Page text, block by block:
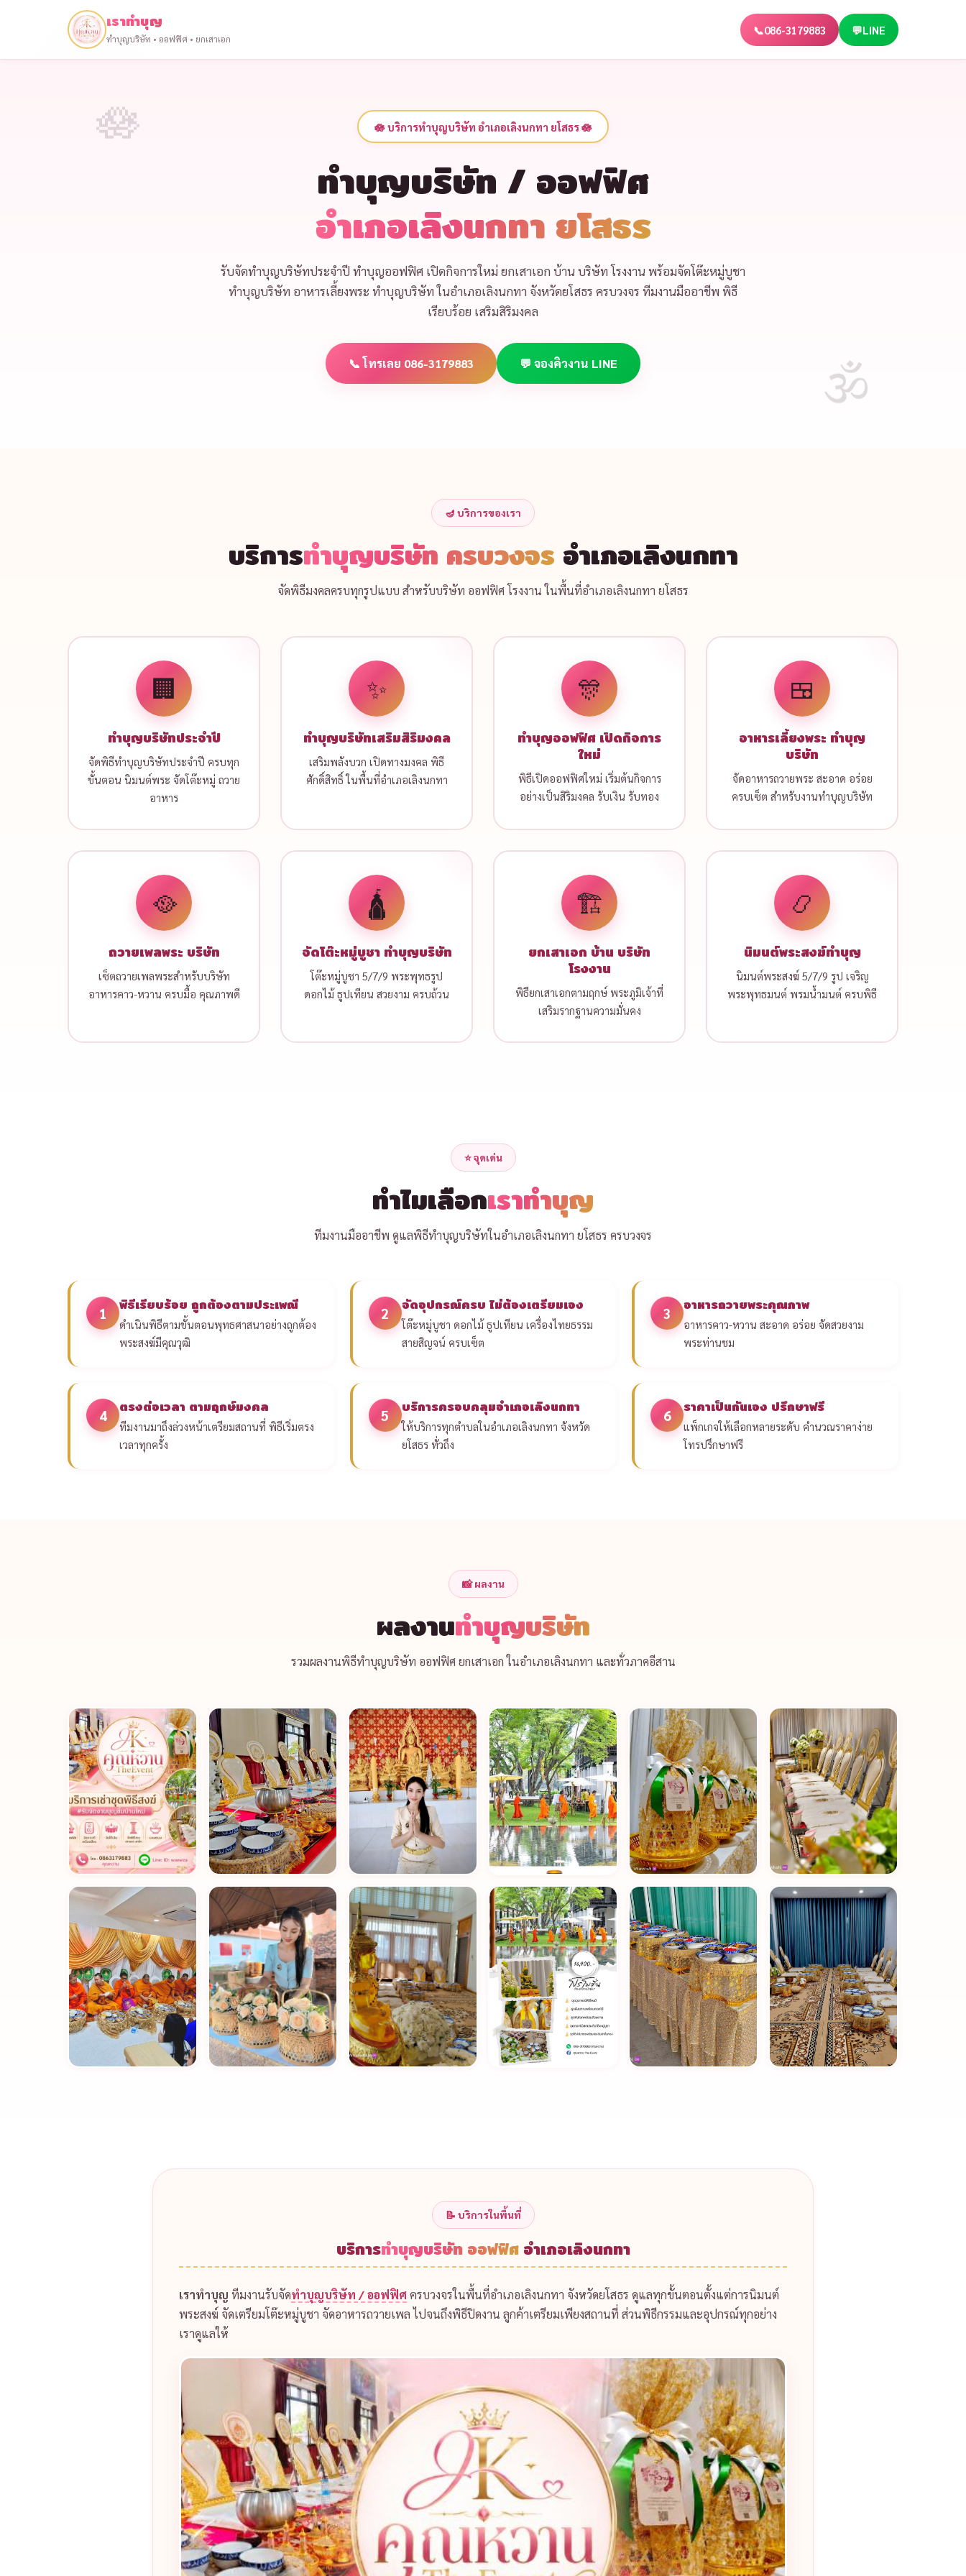
เราทำบุญ
ทำบุญบริษัท • ออฟฟิศ • ยกเสาเอก
📞086-3179883 💬LINE
🪷 บริการทำบุญบริษัท อำเภอเลิงนกทา ยโสธร 🪷
ทำบุญบริษัท / ออฟฟิศ
อำเภอเลิงนกทา ยโสธร
รับจัดทำบุญบริษัทประจำปี ทำบุญออฟฟิศ เปิดกิจการใหม่ ยกเสาเอก บ้าน บริษัท โรงงาน พร้อมจัดโต๊ะหมู่บูชา
ทำบุญบริษัท อาหารเลี้ยงพระ ทำบุญบริษัทในอำเภอเลิงนกทา จังหวัดยโสธร ครบวงจร ทีมงานมืออาชีพ พิธี
เรียบร้อย เสริมสิริมงคล
📞 โทรเลย 086-3179883 💬 จองคิวงาน LINE
🪔 บริการของเรา
บริการทำบุญบริษัท ครบวงจร อำเภอเลิงนกทา
จัดพิธีมงคลครบทุกรูปแบบ สำหรับบริษัท ออฟฟิศ โรงงาน ในพื้นที่อำเภอเลิงนกทา ยโสธร
🏢
ทำบุญบริษัทประจำปี
จัดพิธีทำบุญบริษัทประจำปี ครบทุก
ขั้นตอน นิมนต์พระ จัดโต๊ะหมู่ ถวาย
อาหาร
✨
ทำบุญบริษัทเสริมสิริมงคล
เสริมพลังบวก เปิดทางมงคล พิธี
ศักดิ์สิทธิ์ ในพื้นที่อำเภอเลิงนกทา
🎊
ทำบุญออฟฟิศ เปิดกิจการ
ใหม่
พิธีเปิดออฟฟิศใหม่ เริ่มต้นกิจการ
อย่างเป็นสิริมงคล รับเงิน รับทอง
🍱
อาหารเลี้ยงพระ ทำบุญ
บริษัท
จัดอาหารถวายพระ สะอาด อร่อย
ครบเซ็ต สำหรับงานทำบุญบริษัท
🥘
ถวายเพลพระ บริษัท
เซ็ตถวายเพลพระสำหรับบริษัท
อาหารคาว-หวาน ครบมื้อ คุณภาพดี
🛕
จัดโต๊ะหมู่บูชา ทำบุญบริษัท
โต๊ะหมู่บูชา 5/7/9 พระพุทธรูป
ดอกไม้ ธูปเทียน สวยงาม ครบถ้วน
🏗️
ยกเสาเอก บ้าน บริษัท
โรงงาน
พิธียกเสาเอกตามฤกษ์ พระภูมิเจ้าที่
เสริมรากฐานความมั่นคง
📿
นิมนต์พระสงฆ์ทำบุญ
นิมนต์พระสงฆ์ 5/7/9 รูป เจริญ
พระพุทธมนต์ พรมน้ำมนต์ ครบพิธี
⭐ จุดเด่น
ทำไมเลือกเราทำบุญ
ทีมงานมืออาชีพ ดูแลพิธีทำบุญบริษัทในอำเภอเลิงนกทา ยโสธร ครบวงจร
1 พิธีเรียบร้อย ถูกต้องตามประเพณี
ดำเนินพิธีตามขั้นตอนพุทธศาสนาอย่างถูกต้อง
พระสงฆ์มีคุณวุฒิ
2 จัดอุปกรณ์ครบ ไม่ต้องเตรียมเอง
โต๊ะหมู่บูชา ดอกไม้ ธูปเทียน เครื่องไทยธรรม
สายสิญจน์ ครบเซ็ต
3 อาหารถวายพระคุณภาพ
อาหารคาว-หวาน สะอาด อร่อย จัดสวยงาม
พระท่านชม
4 ตรงต่อเวลา ตามฤกษ์มงคล
ทีมงานมาถึงล่วงหน้าเตรียมสถานที่ พิธีเริ่มตรง
เวลาทุกครั้ง
5 บริการครอบคลุมอำเภอเลิงนกทา
ให้บริการทุกตำบลในอำเภอเลิงนกทา จังหวัด
ยโสธร ทั่วถึง
6 ราคาเป็นกันเอง ปรึกษาฟรี
แพ็กเกจให้เลือกหลายระดับ คำนวณราคาง่าย
โทรปรึกษาฟรี
📸 ผลงาน
ผลงานทำบุญบริษัท
รวมผลงานพิธีทำบุญบริษัท ออฟฟิศ ยกเสาเอก ในอำเภอเลิงนกทา และทั่วภาคอีสาน
📝 บริการในพื้นที่
บริการทำบุญบริษัท ออฟฟิศอำเภอเลิงนกทา
เราทำบุญ ทีมงานรับจัดทำบุญบริษัท / ออฟฟิศครบวงจรในพื้นที่อำเภอเลิงนกทา จังหวัดยโสธร ดูแลทุกขั้นตอนตั้งแต่การนิมนต์
พระสงฆ์ จัดเตรียมโต๊ะหมู่บูชา จัดอาหารถวายเพล ไปจนถึงพิธีปิดงาน ลูกค้าเตรียมเพียงสถานที่ ส่วนพิธีกรรมและอุปกรณ์ทุกอย่าง
เราดูแลให้